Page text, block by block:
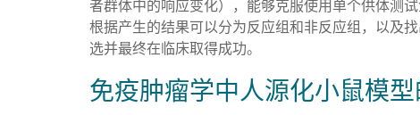
者群体中的响应变化），能够克服使用单个供体测
根据产生的结果可以分为反应组和非反应组，以及
选并最终在临床取得成功。
免疫肿瘤学中人源化小鼠模